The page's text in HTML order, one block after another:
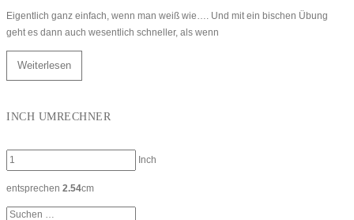
Eigentlich ganz einfach, wenn man weiß wie…. Und mit ein bischen Übung
geht es dann auch wesentlich schneller, als wenn
Weiterlesen
INCH UMRECHNER
Inch
entsprechen 2.54cm
Suchen